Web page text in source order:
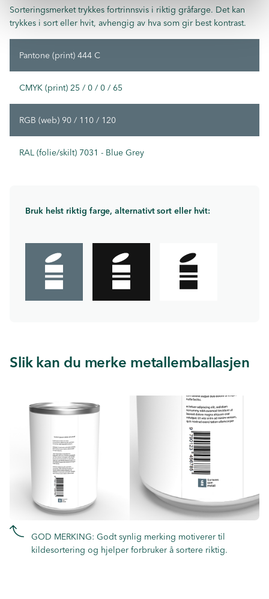
Sorteringsmerket trykkes fortrinnsvis i riktig gråfarge. Det kan
trykkes i sort eller hvit, avhengig av hva som gir best kontrast.
Pantone (print) 444 C
CMYK (print) 25 / 0 / 0 / 65
RGB (web) 90 / 110 / 120
RAL (folie/skilt) 7031 - Blue Grey
Bruk helst riktig farge, alternativt sort eller hvit:
Slik kan du merke metallemballasjen
GOD MERKING: Godt synlig merking motiverer til
kildesortering og hjelper forbruker å sortere riktig.